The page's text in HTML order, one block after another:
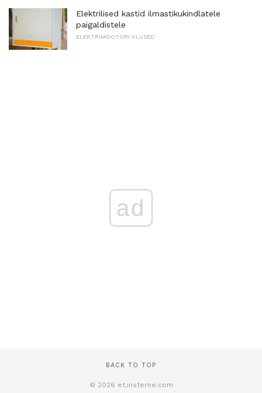
Elektrilised kastid ilmastikukindlatele
paigaldistele
ELEKTRIMOOTORI ALUSED
ad
BACK TO TOP
© 2026 et.insterne.com